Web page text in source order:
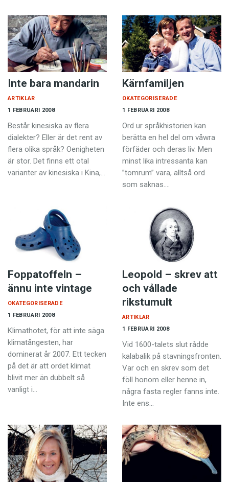
Inte bara mandarin
1 FEBRUARI 2008
ARTIKLAR
Består kinesiska av flera
dialekter? Eller är det rent av
flera olika språk? Oenigheten
är stor. Det finns ett otal
varianter av kinesiska i Kina,…
Kärnfamiljen
1 FEBRUARI 2008
OKATEGORISERADE
Ord ur språkhistorien kan
berätta en hel del om våwra
förfäder och deras liv. Men
minst lika intressanta kan
”tomrum” vara, alltså ord
som saknas.…
Foppatoffeln –
ännu inte vintage
1 FEBRUARI 2008
OKATEGORISERADE
Klimathotet, för att inte säga
klimatångesten, har
dominerat år 2007. Ett tecken
på det är att ordet klimat
blivit mer än dubbelt så
vanligt i…
Leopold – skrev att
och vållade
rikstumult
1 FEBRUARI 2008
ARTIKLAR
Vid 1600-talets slut rådde
kalabalik på stavningsfronten.
Var och en skrev som det
föll honom eller henne in,
några fasta regler fanns inte.
Inte ens…